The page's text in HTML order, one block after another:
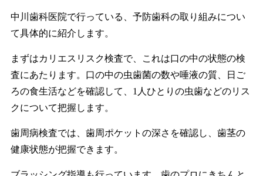
中川歯科医院で行っている、予防歯科の取り組みについ
て具体的に紹介します。
まずはカリエスリスク検査で、これは口の中の状態の検
査にあたります。口の中の虫歯菌の数や唾液の質、日ご
ろの食生活などを確認して、1人ひとりの虫歯などのリス
クについて把握します。
歯周病検査では、歯周ポケットの深さを確認し、歯茎の
健康状態が把握できます。